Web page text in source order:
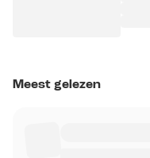
Meest gelezen